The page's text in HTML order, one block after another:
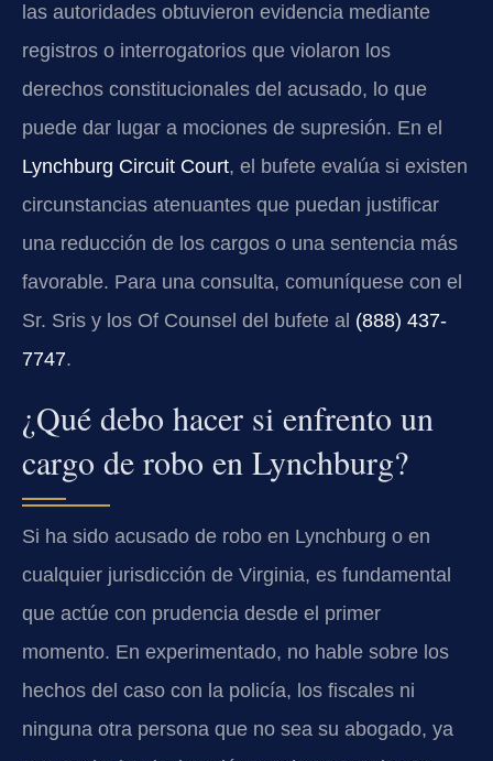
las autoridades obtuvieron evidencia mediante
registros o interrogatorios que violaron los
derechos constitucionales del acusado, lo que
puede dar lugar a mociones de supresión. En el
Lynchburg Circuit Court, el bufete evalúa si existen
circunstancias atenuantes que puedan justificar
una reducción de los cargos o una sentencia más
favorable. Para una consulta, comuníquese con el
Sr. Sris y los Of Counsel del bufete al (888) 437-
7747.
¿Qué debo hacer si enfrento un
cargo de robo en Lynchburg?
Si ha sido acusado de robo en Lynchburg o en
cualquier jurisdicción de Virginia, es fundamental
que actúe con prudencia desde el primer
momento. En experimentado, no hable sobre los
hechos del caso con la policía, los fiscales ni
ninguna otra persona que no sea su abogado, ya